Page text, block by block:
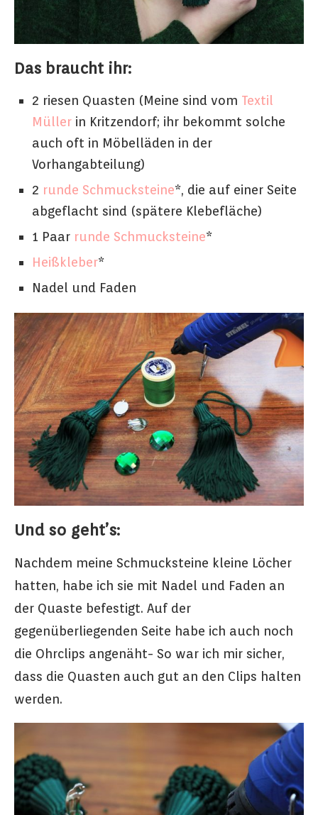
Das braucht ihr:
2 riesen Quasten (Meine sind vom Textil
Müller in Kritzendorf; ihr bekommt solche
auch oft in Möbelläden in der
Vorhangabteilung)
2 runde Schmucksteine*, die auf einer Seite
abgeflacht sind (spätere Klebefläche)
1 Paar runde Schmucksteine*
Heißkleber*
Nadel und Faden
Und so geht’s:
Nachdem meine Schmucksteine kleine Löcher
hatten, habe ich sie mit Nadel und Faden an
der Quaste befestigt. Auf der
gegenüberliegenden Seite habe ich auch noch
die Ohrclips angenäht- So war ich mir sicher,
dass die Quasten auch gut an den Clips halten
werden.